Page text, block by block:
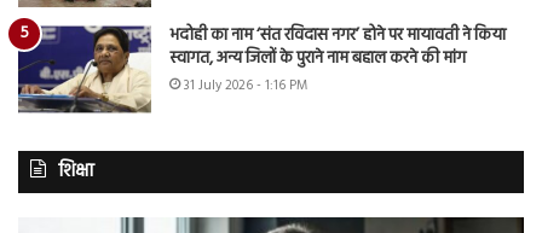
भदोही का नाम ‘संत रविदास नगर’ होने पर मायावती ने किया
स्वागत, अन्य जिलों के पुराने नाम बहाल करने की मांग
31 July 2026 - 1:16 PM
शिक्षा